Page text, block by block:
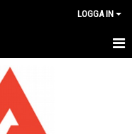
LOGGA IN